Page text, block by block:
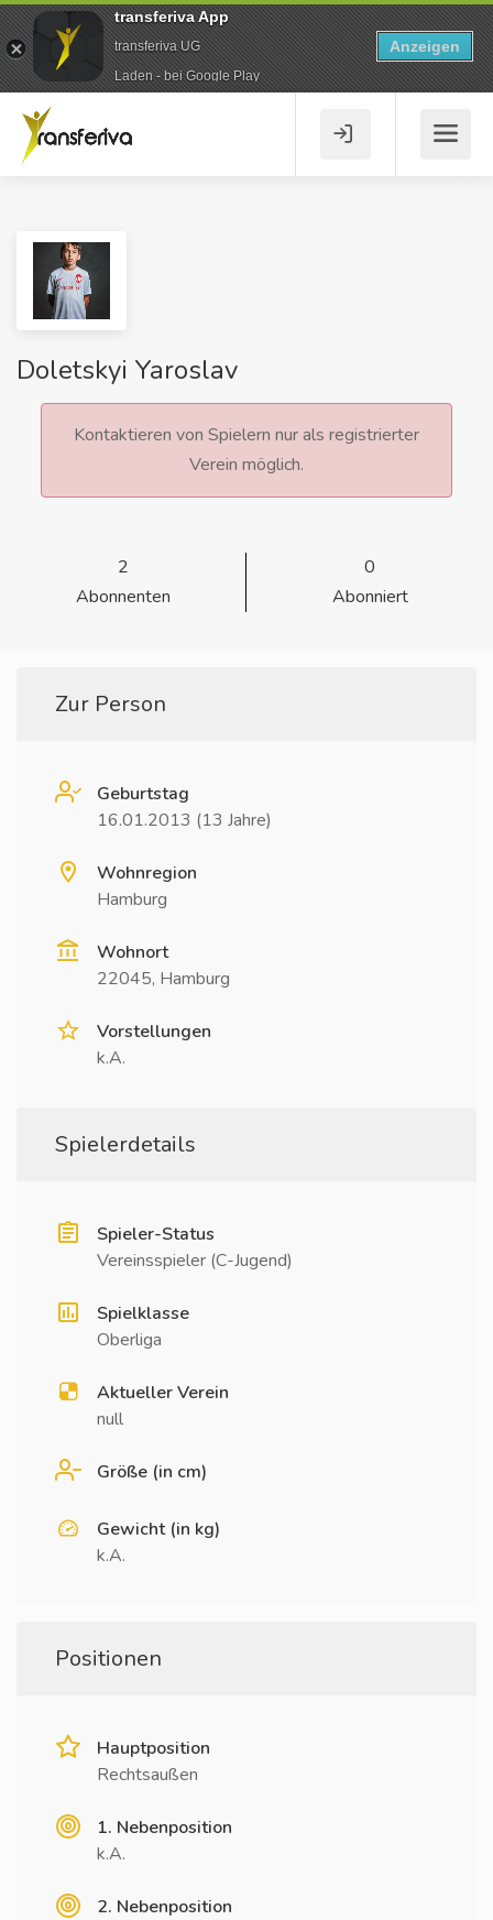
Doletskyi Yaroslav
Kontaktieren von Spielern nur als registrierter
Verein möglich.
2
Abonnenten
0
Abonniert
Zur Person
Geburtstag
16.01.2013 (13 Jahre)
Wohnregion
Hamburg
Wohnort
22045, Hamburg
Vorstellungen
k.A.
Spielerdetails
Spieler-Status
Vereinsspieler (C-Jugend)
Spielklasse
Oberliga
Aktueller Verein
null
Größe (in cm)
Gewicht (in kg)
k.A.
Positionen
Hauptposition
Rechtsaußen
1. Nebenposition
k.A.
2. Nebenposition
transferiva App
transferiva UG
Laden - bei Google Play
Anzeigen